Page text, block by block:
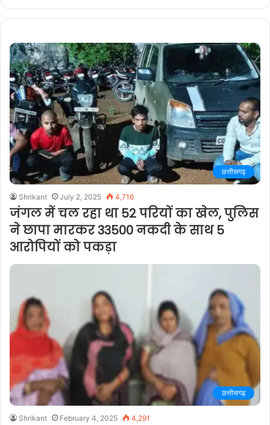
छत्तीसगढ़
Shrikant July 2, 2025 4,716
जंगल में चल रहा था 52 परियों का खेल, पुलिस
ने छापा मारकर 33500 नकदी के साथ 5
आरोपियों को पकड़ा
छत्तीसगढ़
Shrikant February 4, 2025 4,291